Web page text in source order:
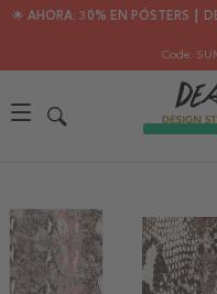
🌟 AHORA: 30% EN PÓSTERS ┃
Code: